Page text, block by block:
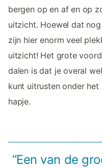
bergen op en af en op
uitzicht. Hoewel dat
zijn hier enorm veel
uitzicht! Het grote
dalen is dat je overal
kunt uitrusten onder
hapje.
“Een van de